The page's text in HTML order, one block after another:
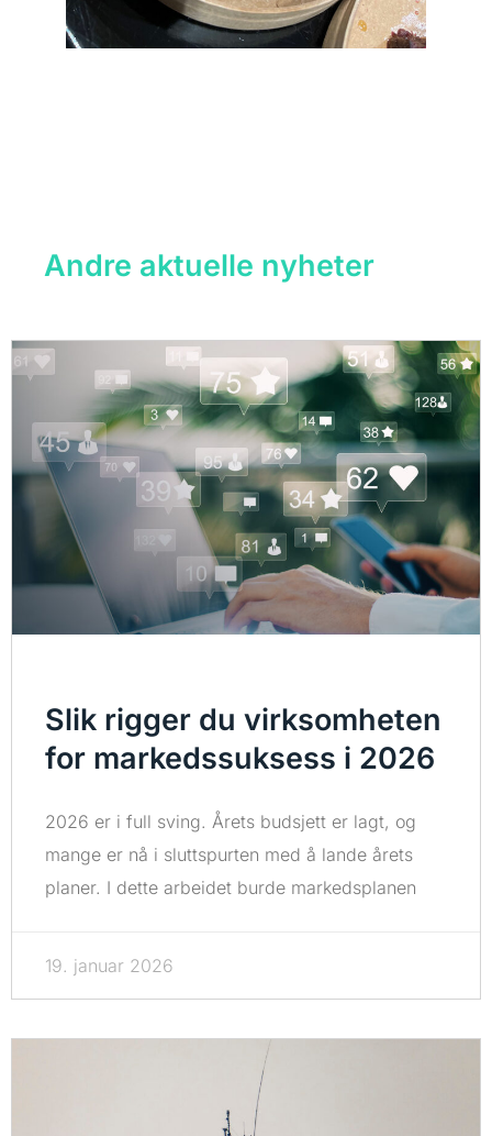
Andre aktuelle nyheter
Slik rigger du virksomheten
for markedssuksess i 2026
2026 er i full sving. Årets budsjett er lagt, og
mange er nå i sluttspurten med å lande årets
planer. I dette arbeidet burde markedsplanen
19. januar 2026